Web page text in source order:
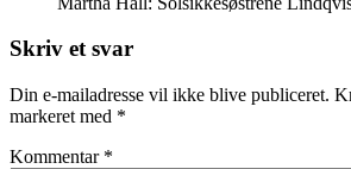
Skriv et svar
Din e-mailadresse vil ikke blive publiceret.
markeret med *
Kommentar *